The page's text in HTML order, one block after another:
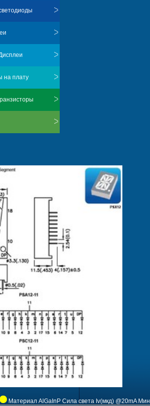
на плату
Материал AlGaInP Сила света Iv(мкд) @20mA Мин.